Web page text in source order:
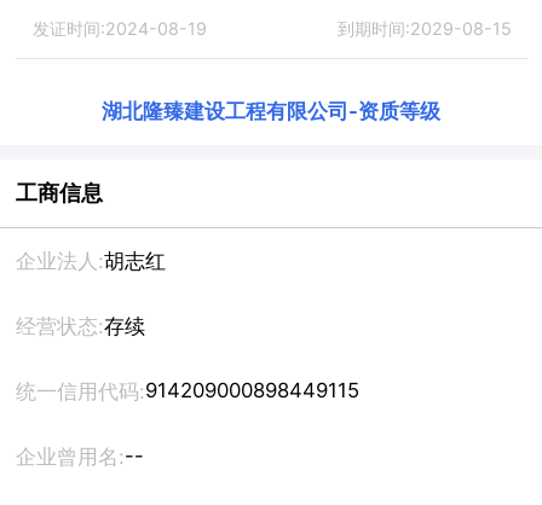
发证时间:2024-08-19 到期时间:2029-08-15
湖北隆臻建设工程有限公司 -资质等级
工商信息
企业法人:胡志红
经营状态:存续
统一信用代码:914209000898449115
企业曾用名:--